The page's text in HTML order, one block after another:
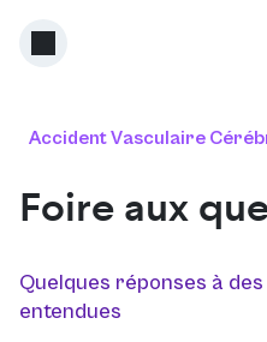
Accident Vasculaire
Foire aux
Quelques réponses à
entendues